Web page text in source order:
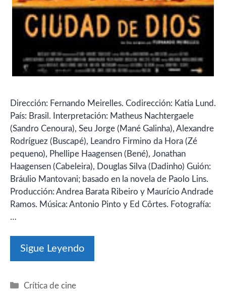
Dirección: Fernando Meirelles. Codirección: Katia Lund.
País: Brasil. Interpretación: Matheus Nachtergaele
(Sandro Cenoura), Seu Jorge (Mané Galinha), Alexandre
Rodríguez (Buscapé), Leandro Firmino da Hora (Zé
pequeno), Phellipe Haagensen (Bené), Jonathan
Haagensen (Cabeleira), Douglas Silva (Dadinho) Guión:
Bráulio Mantovani; basado en la novela de Paolo Lins.
Producción: Andrea Barata Ribeiro y Maurício Andrade
Ramos. Música: Antonio Pinto y Ed Côrtes. Fotografía:
…
Sigue Leyendo
Categorías
Crítica de cine